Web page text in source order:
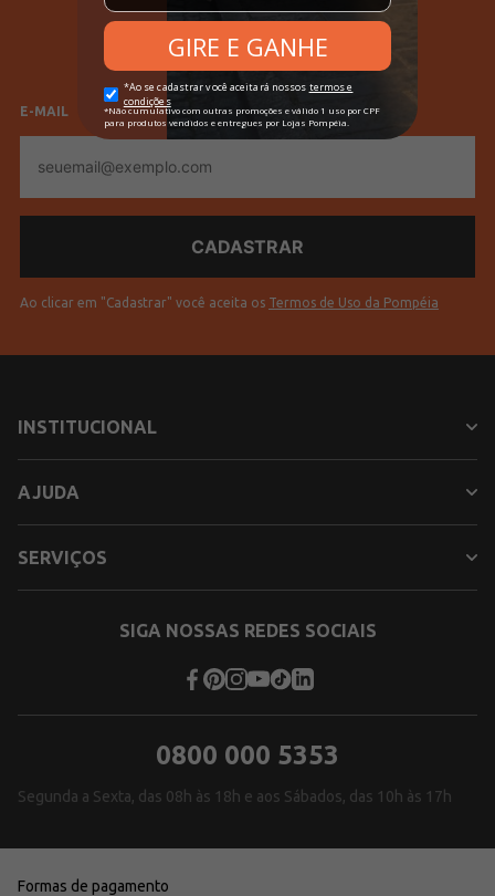
SELECIONE SEU GÊNERO
Feminino Masculino
E-MAIL
mail
Ao clicar em "Cadastrar" você aceita os Termos de Uso da Pompéia
INSTITUCIONAL
AJUDA
SERVIÇOS
SIGA NOSSAS REDES SOCIAIS
0800 000 5353
Segunda a Sexta, das 08h às 18h e aos Sábados, das 10h às 17h
Formas de pagamento